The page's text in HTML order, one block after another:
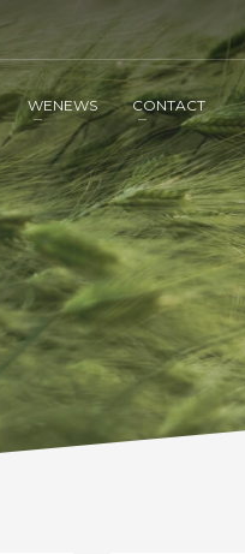
WENEWS CONTACT